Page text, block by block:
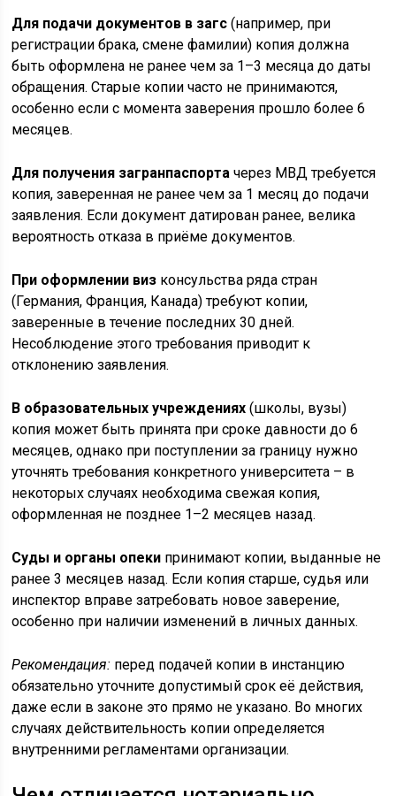
Для подачи документов в загс (например, при
регистрации брака, смене фамилии) копия должна
быть оформлена не ранее чем за 1–3 месяца до даты
обращения. Старые копии часто не принимаются,
особенно если с момента заверения прошло более 6
месяцев.
Для получения загранпаспорта через МВД требуется
копия, заверенная не ранее чем за 1 месяц до подачи
заявления. Если документ датирован ранее, велика
вероятность отказа в приёме документов.
При оформлении виз консульства ряда стран
(Германия, Франция, Канада) требуют копии,
заверенные в течение последних 30 дней.
Несоблюдение этого требования приводит к
отклонению заявления.
В образовательных учреждениях (школы, вузы)
копия может быть принята при сроке давности до 6
месяцев, однако при поступлении за границу нужно
уточнять требования конкретного университета – в
некоторых случаях необходима свежая копия,
оформленная не позднее 1–2 месяцев назад.
Суды и органы опеки принимают копии, выданные не
ранее 3 месяцев назад. Если копия старше, судья или
инспектор вправе затребовать новое заверение,
особенно при наличии изменений в личных данных.
Рекомендация: перед подачей копии в инстанцию
обязательно уточните допустимый срок её действия,
даже если в законе это прямо не указано. Во многих
случаях действительность копии определяется
внутренними регламентами организации.